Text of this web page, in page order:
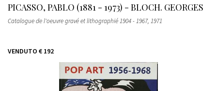
PICASSO, PABLO (1881 - 1973) - BLOCH. GEORGES
Catalogue de l'oeuvre gravé et lithographié 1904 - 1967, 1971
VENDUTO € 192